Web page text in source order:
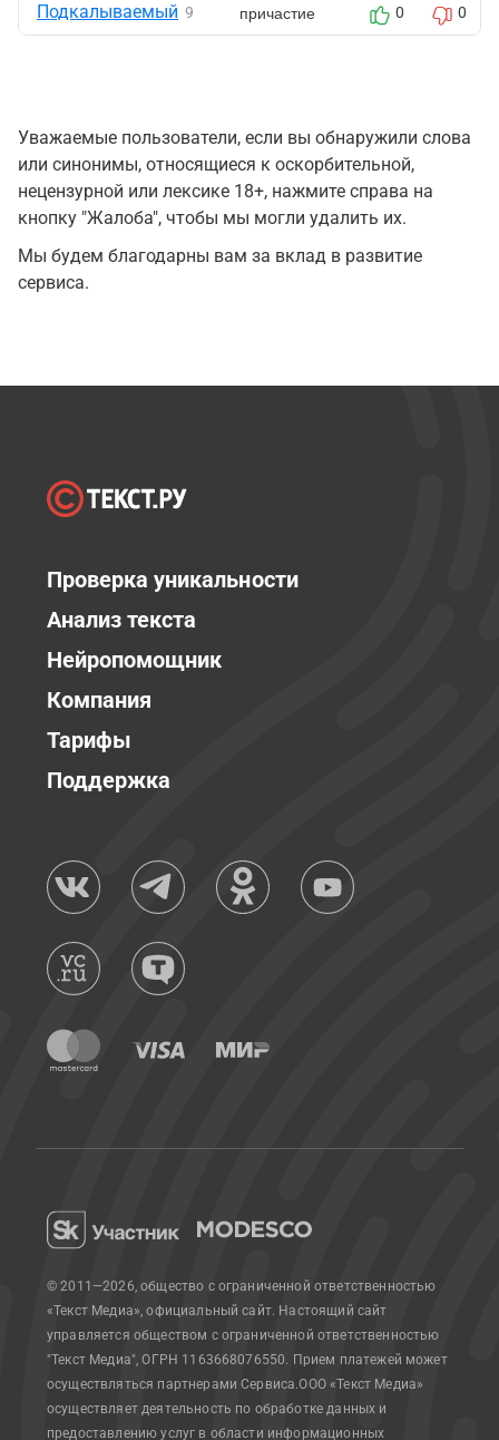
Подкалываемый 9 причастие 0 0
Уважаемые пользователи, если вы обнаружили слова
или синонимы, относящиеся к оскорбительной,
нецензурной или лексике 18+, нажмите справа на
кнопку "Жалоба", чтобы мы могли удалить их.
Мы будем благодарны вам за вклад в развитие
сервиса.
Проверка уникальности
Анализ текста
Нейропомощник
Компания
Тарифы
Поддержка
© 2011—2026, общество с ограниченной ответственностью
«Текст Медиа», официальный сайт. Настоящий сайт
управляется обществом с ограниченной ответственностью
"Текст Медиа", ОГРН 1163668076550. Прием платежей может
осуществляться партнерами Сервиса.ООО «Текст Медиа»
осуществляет деятельность по обработке данных и
предоставлению услуг в области информационных